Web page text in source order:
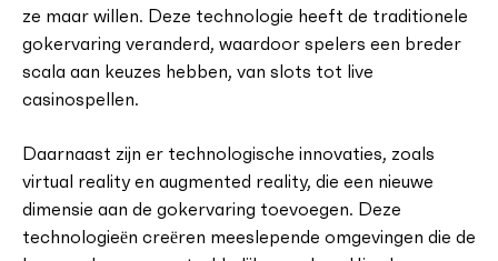
ze maar willen. Deze technologie heeft de traditionele
gokervaring veranderd, waardoor spelers een breder
scala aan keuzes hebben, van slots tot live
casinospellen.
Daarnaast zijn er technologische innovaties, zoals
virtual reality en augmented reality, die een nieuwe
dimensie aan de gokervaring toevoegen. Deze
technologieën creëren meeslepende omgevingen die de